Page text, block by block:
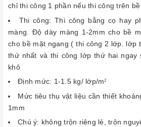
chỉ thi công 1 phần nếu thi công trên bề
Thi công: Thi công bằng cọ hay
màng. Độ dày màng 1-2mm cho bề
cho bề mặt ngang ( thi công 2 lớp. lớp
thứ nhất và thi công lớp thứ hai ngay
khô
Định mức: 1-1.5 kg/ lớp/m2
Mức tiêu thụ vật liệu cần thiết
1mm
Chú ý: không trộn riêng lẻ, trộn